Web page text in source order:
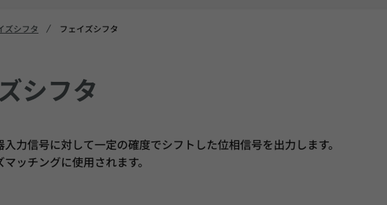
ズシフタ フェイズシフタ
シフタ
力信号に対して一定の確度でシフトした位相信号を出力します。
ッチングに使用されます。